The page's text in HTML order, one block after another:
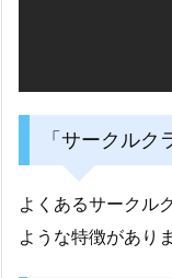
「サークル
よくあるサークル
ような特徴があり